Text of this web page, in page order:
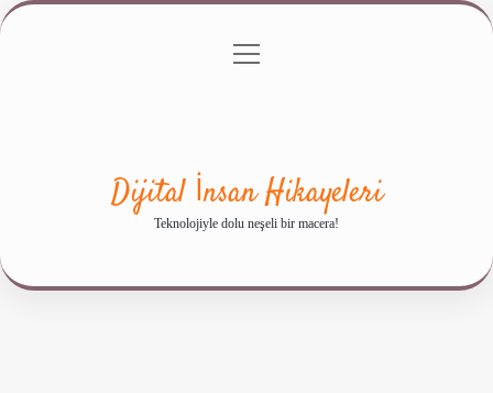
Gizlilik Politikası
menüyü
Dijital İnsan Hikayeleri
Teknolojiyle dolu neşeli bir macera!